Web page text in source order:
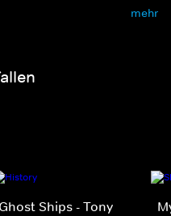
mehr
Ghost Ships - Tony